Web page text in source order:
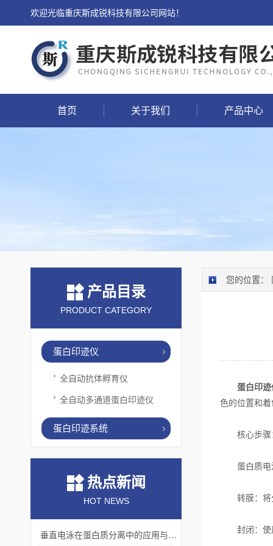
欢迎光临重庆斯成锐科技有限公司网站！
首页 关于我们 产品中心
产品目录
PRODUCT CATEGORY
蛋白印迹仪
全自动抗体孵育仪
全自动多通道蛋白印迹仪
蛋白印迹系统
热点新闻
HOT NEWS
您的位置：
蛋白印迹
色的位置和
核心步骤
蛋白质电泳
转膜：将分
封闭：使用